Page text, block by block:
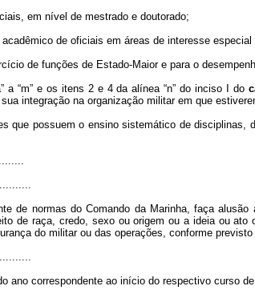
em nível de mestrado e doutorado;
de oficiais em áreas de interesse
de funções de Estado-Maior e para o
a “m” e os itens 2 e 4 da alínea “n” do inciso I do
integração na organização militar em que
possuem o ensino sistemático de disciplinas,
de normas do Comando da Marinha, faça
de raça, credo, sexo ou origem ou a ideia ou
do militar ou das operações, conforme
ano correspondente ao início do respectivo curso